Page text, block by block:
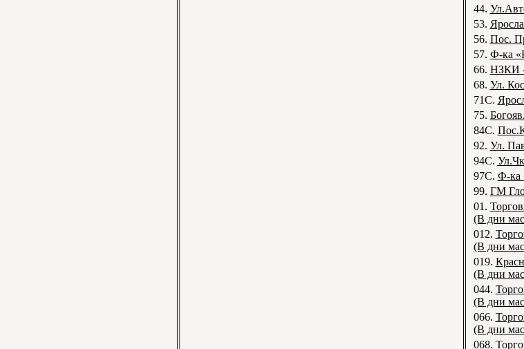
44.
53.
56. Пос.
57. Ф-ка
66. НЗКИ -
68. Ул.
71С.
75.
84С.
92. Ул.
94С.
97С. Ф-ка
99. ГМ
01.
(В дни
012.
(В дни
019.
(В дни
044.
(В дни
066.
(В дни
068.